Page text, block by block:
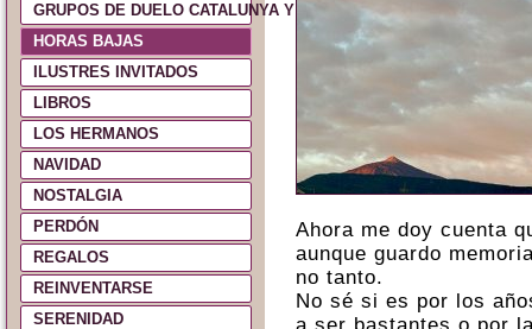
GRUPOS DE DUELO CATALUNYA Y ESPAÑA
HORAS BAJAS
ILUSTRES INVITADOS
LIBROS
LOS HERMANOS
NAVIDAD
NOSTALGIA
PERDÓN
REGALOS
REINVENTARSE
SERENIDAD
Ahora me doy cuenta
aunque guardo
no tanto.
No sé si es por los